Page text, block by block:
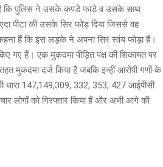
हैं कि पुलिस ने उसके कपडे फाड़े व उसके साथ
की उसके सिर फोड़ दिया जिससे वह
हैं कि इस लड़के ने अपना सिर स्वंय फोड़ा हैं।
गए हैं। एक मुकदमा पीड़ित पक्ष की शिकायत पर
मुकदमा दर्ज किया हैं जबकि इन्हीं आरोपी गणों के
धारा 147,149,309, 332, 353, 427 आईपीसी
लोगों को गिरफ्तार किया हैं और अभी आगे की